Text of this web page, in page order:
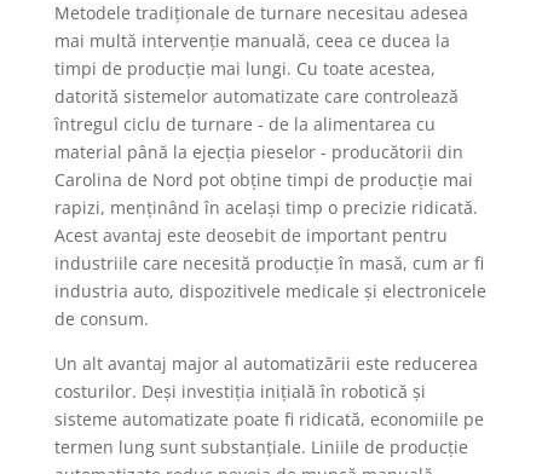
Metodele tradiționale de turnare necesitau adesea
mai multă intervenție manuală, ceea ce ducea la
timpi de producție mai lungi. Cu toate acestea,
datorită sistemelor automatizate care controlează
întregul ciclu de turnare - de la alimentarea cu
material până la ejecția pieselor - producătorii din
Carolina de Nord pot obține timpi de producție mai
rapizi, menținând în același timp o precizie ridicată.
Acest avantaj este deosebit de important pentru
industriile care necesită producție în masă, cum ar fi
industria auto, dispozitivele medicale și electronicele
de consum.
Un alt avantaj major al automatizării este reducerea
costurilor. Deși investiția inițială în robotică și
sisteme automatizate poate fi ridicată, economiile pe
termen lung sunt substanțiale. Liniile de producție